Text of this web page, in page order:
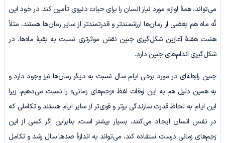
می‌تواند، همۀ لوازم مورد نیاز انسان را برای حیات دنیوی تأمین کند. در خود این
نُه ماه هم بعضی از زمان‌ها ارزشمندتر و قدرتمندتر از سایر زمان‌ها هستند، مثلاً
هشت هفتۀ آغازین شکل‌گیری جنین نقش موثرتری نسبت به بقیۀ ماه‌ها، در
شکل‌گیری اندام‌های جنین دارد.
چنین رابطه‌ای در مورد برخی ایام سال نسبت به دیگر زمان‌ها نیز وجود دارد و
به همین دلیل هم به این اوقات لفظ «رَحِم‌های زمانی» را نسبت می‌دهیم، زیرا
این ایام به لحاظ قدرت سازندگی برتر و قوی‌تر از سایر ایام هستند و تکاملی که
در نفس انسان ایجاد می‌کنند، بسیار بیشتر است. بنابراین اگر کسی از این
رَحِم‌های زمانی درست استفاده کند، می‌تواند به اندازۀ صدها سال رشد و تکامل